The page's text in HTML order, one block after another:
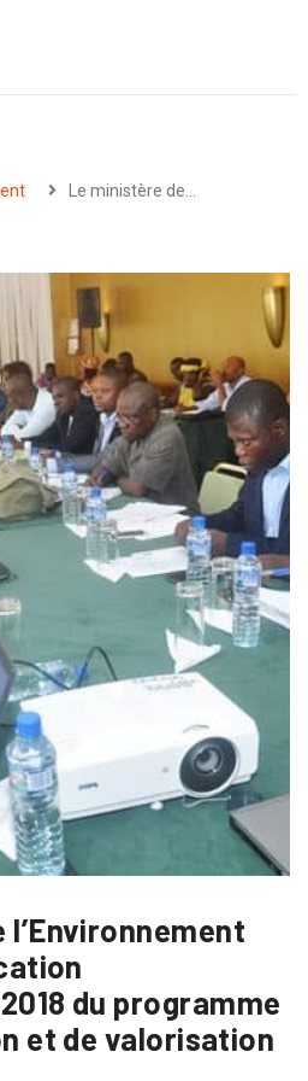
Le ministère de…
du programme
et de valorisation